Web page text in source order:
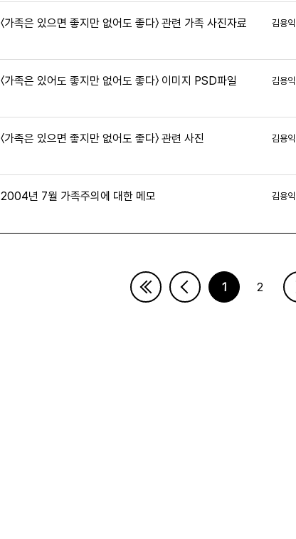
〈가족은 있으면 좋지만 없어도 좋다〉 관련 가족 사진자료 김용익
〈가족은 있어도 좋지만 없어도 좋다〉 이미지 PSD파일 김용익
〈가족은 있으면 좋지만 없어도 좋다〉 관련 사진 김용익
2004년 7월 가족주의에 대한 메모 김용익
1 2